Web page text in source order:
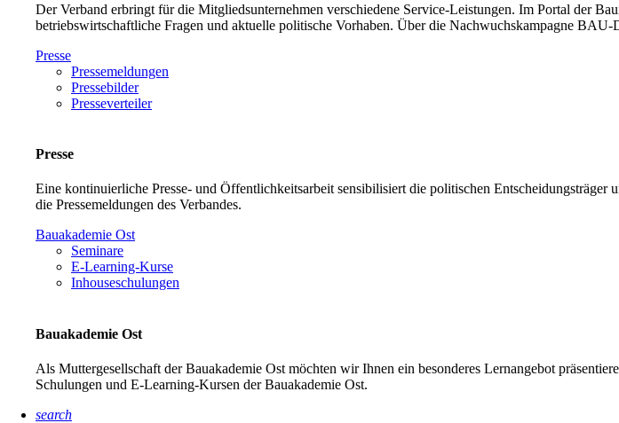
Der Verband erbringt für die Mitgliedsunternehmen verschiedene Service-Leistungen. Im Portal der
betriebswirtschaftliche Fragen und aktuelle politische Vorhaben. Über die Nachwuchskampagne
Presse
Pressemeldungen
Pressebilder
Presseverteiler
Presse
Eine kontinuierliche Presse- und Öffentlichkeitsarbeit sensibilisiert die politischen
die Pressemeldungen des Verbandes.
Bauakademie Ost
Seminare
E-Learning-Kurse
Inhouseschulungen
Bauakademie Ost
Als Muttergesellschaft der Bauakademie Ost möchten wir Ihnen ein besonderes Lernangebot
Schulungen und E-Learning-Kursen der Bauakademie Ost.
search